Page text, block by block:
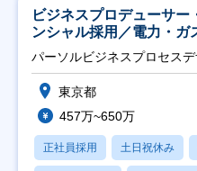
ビジネスプロデューサ
ンシャル採用／電力・ガ
ト推進】
パーソルビジネスプロセス
東京都
457万~650万
正社員採用 土日祝休み